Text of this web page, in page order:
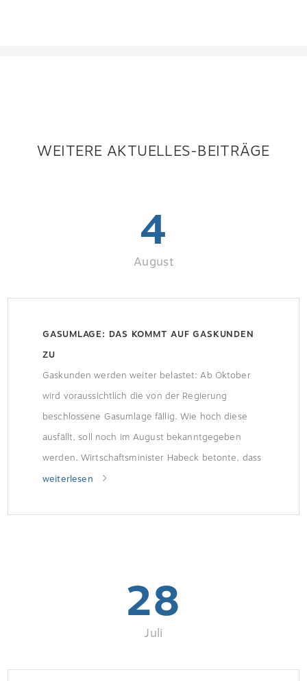
WEITERE AKTUELLES-BEITRÄGE
4
August
GASUMLAGE: DAS KOMMT AUF GASKUNDEN
ZU
Gaskunden werden weiter belastet: Ab Oktober
wird voraussichtlich die von der Regierung
beschlossene Gasumlage fällig. Wie hoch diese
ausfällt, soll noch im August bekanntgegeben
werden. Wirtschaftsminister Habeck betonte, dass
es Entlastungen für jene Bürger geben werde, die
rutschten: „Das ist kein guter Schritt, aber ein
weiterlesen
28
Juli